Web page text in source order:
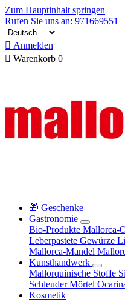
Zum Hauptinhalt springen
Rufen Sie uns an: 971669551
 Anmelden
 Warenkorb 0
🎁 Geschenke
Gastronomie
Bio-Produkte Mallorca-
Leberpastete Gewürze
Mallorca-Mandel
Kunsthandwerk
Mallorquinische Stoffe
SchleuderMörtel
Kosmetik